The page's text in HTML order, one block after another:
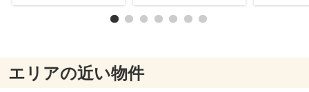
エリアの近い物件